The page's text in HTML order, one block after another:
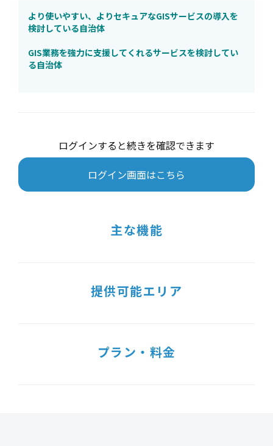
より使いやすい、よりセキュアなGISサービスの導入を
検討している自治体
GIS業務を強力に支援してくれるサービスを検討してい
る自治体
ログインすると続きを確認できます
ログイン画面はこちら
主な機能
提供可能エリア
プラン・料金